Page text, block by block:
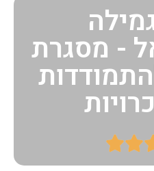
- מסגרת

